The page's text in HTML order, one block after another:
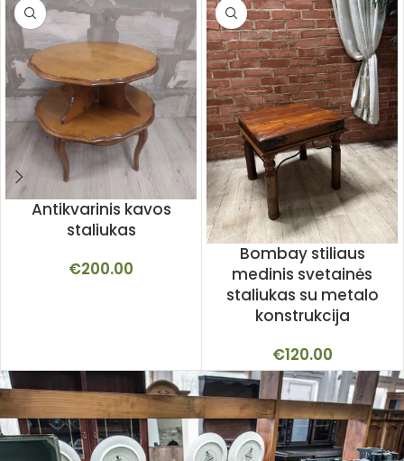
Antikvarinis kavos
staliukas
€200.00
Bombay stiliaus
medinis svetainės
staliukas su metalo
konstrukcija
€120.00